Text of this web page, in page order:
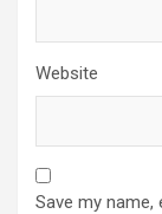
Website
Save my